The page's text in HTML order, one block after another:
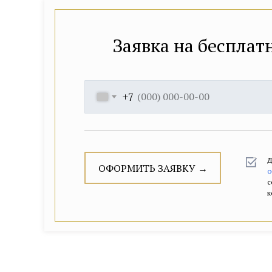
Заявка на
+7
ОФОРМИТЬ ЗАЯВКУ →